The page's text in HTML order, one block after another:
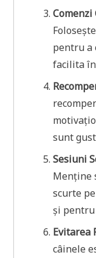
Comenzi
pentru a
facilita
sunt
Sesiuni
Menține
scurte
și
Evitarea
câinele